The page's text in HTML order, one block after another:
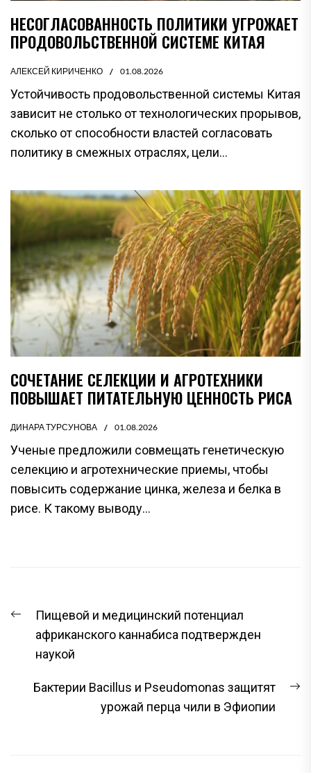
НЕСОГЛАСОВАННОСТЬ ПОЛИТИКИ УГРОЖАЕТ
ПРОДОВОЛЬСТВЕННОЙ СИСТЕМЕ КИТАЯ
АЛЕКСЕЙ КИРИЧЕНКО 01.08.2026
Устойчивость продовольственной системы Китая
зависит не столько от технологических прорывов,
сколько от способности властей согласовать
политику в смежных отраслях, цели...
СОЧЕТАНИЕ СЕЛЕКЦИИ И АГРОТЕХНИКИ
ПОВЫШАЕТ ПИТАТЕЛЬНУЮ ЦЕННОСТЬ РИСА
ДИНАРА ТУРСУНОВА 01.08.2026
Ученые предложили совмещать генетическую
селекцию и агротехнические приемы, чтобы
повысить содержание цинка, железа и белка в
рисе. К такому выводу...
ПО
ЗАПИСЯМ
Предыдущая
запись:
Пищевой и медицинский потенциал
африканского каннабиса подтвержден
наукой
Бактерии Bacillus и Pseudomonas защитят
урожай перца чили в Эфиопии